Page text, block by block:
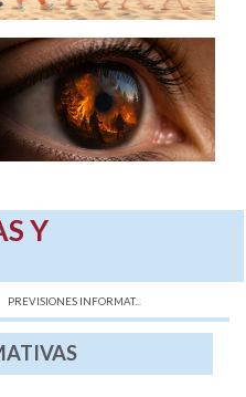
Y
AQUÍ:
PREVISIONES INFORMAT...